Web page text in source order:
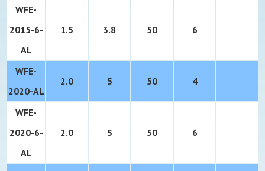
WFE-
2015-6-
AL
1.5 3.8 50 6
WFE-
2020-AL
2.0 5 50 4
WFE-
2020-6-
AL
2.0 5 50 6